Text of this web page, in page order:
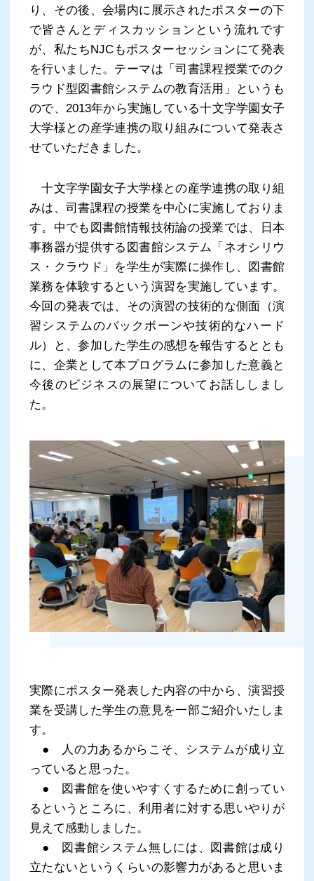
り、その後、会場内に展示されたポスターの下
で皆さんとディスカッションという流れです
が、私たちNJCもポスターセッションにて発表
を行いました。テーマは「司書課程授業でのク
ラウド型図書館システムの教育活用」というも
ので、2013年から実施している十文字学園女子
大学様との産学連携の取り組みについて発表さ
せていただきました。
十文字学園女子大学様との産学連携の取り組
みは、司書課程の授業を中心に実施しておりま
す。中でも図書館情報技術論の授業では、日本
事務器が提供する図書館システム「ネオシリウ
ス・クラウド」を学生が実際に操作し、図書館
業務を体験するという演習を実施しています。
今回の発表では、その演習の技術的な側面（演
習システムのバックボーンや技術的なハード
ル）と、参加した学生の感想を報告するととも
に、企業として本プログラムに参加した意義と
今後のビジネスの展望についてお話ししまし
た。
実際にポスター発表した内容の中から、演習授
業を受講した学生の意見を一部ご紹介いたしま
す。
● 人の力あるからこそ、システムが成り立
っていると思った。
● 図書館を使いやすくするために創ってい
るというところに、利用者に対する思いやりが
見えて感動しました。
● 図書館システム無しには、図書館は成り
立たないというくらいの影響力があると思いま